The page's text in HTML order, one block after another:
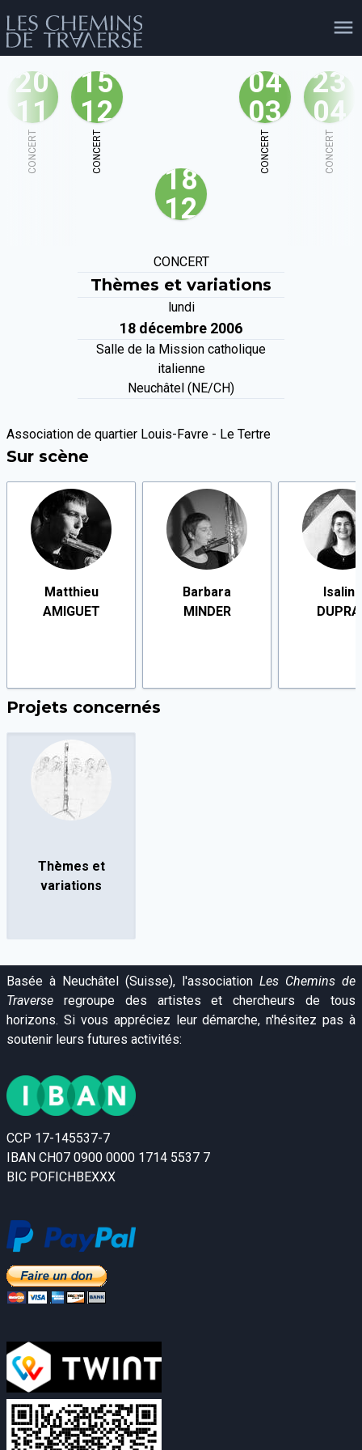
agenda personnes shop
facebook
20
11
CONCERT
15
12
CONCERT
18
12
04
03
CONCERT
23
04
CONCERT
CONCERT
Thèmes et variations
lundi
18 décembre 2006
Salle de la Mission catholique
italienne
Neuchâtel (NE/CH)
Association de quartier Louis-Favre - Le Tertre
Sur scène
Matthieu
AMIGUET
Barbara
MINDER
Isaline
Projets concernés
Thèmes et
variations
Basée à Neuchâtel (Suisse), l'association Les Chemins de
Traverse regroupe des artistes et chercheurs de tous
horizons. Si vous appréciez leur démarche, n'hésitez pas à
soutenir leurs futures activités:
CCP 17-145537-7
IBAN CH07 0900 0000 1714 5537 7
BIC POFICHBEXXX